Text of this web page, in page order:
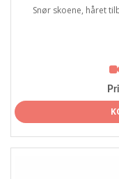
Snør skoene, håret